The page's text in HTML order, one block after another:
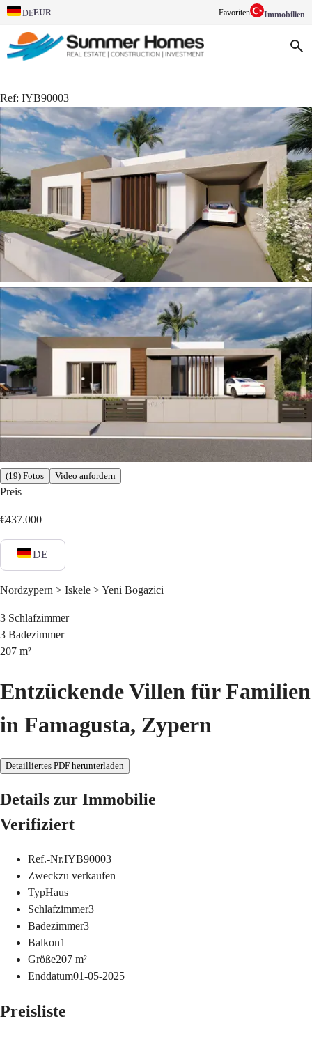
DEEUR Favoriten Immobilien
Ref: IYB90003
(19) Fotos Video anfordern
Preis
€437.000
DE
Nordzypern > Iskele > Yeni Bogazici
3 Schlafzimmer
3 Badezimmer
207 m²
Entzückende Villen für Familien
in Famagusta, Zypern
Detailliertes PDF herunterladen
Details zur Immobilie
Verifiziert
Ref.-Nr.IYB90003
Zweckzu verkaufen
TypHaus
Schlafzimmer3
Badezimmer3
Balkon1
Größe207 m²
Enddatum01-05-2025
Preisliste